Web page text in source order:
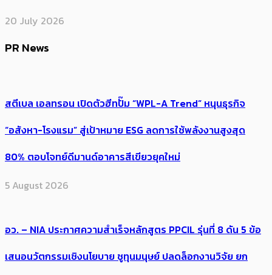
20 July 2026
PR News
สตีเบล เอลทรอน เปิดตัวฮีทปั๊ม “WPL-A Trend” หนุนธุรกิจ
“อสังหา-โรงแรม” สู่เป้าหมาย ESG ลดการใช้พลังงานสูงสุด
80% ตอบโจทย์ดีมานด์อาคารสีเขียวยุคใหม่
5 August 2026
อว. – NIA ประกาศความสำเร็จหลักสูตร PPCIL รุ่นที่ 8 ดัน 5 ข้อ
เสนอนวัตกรรมเชิงนโยบาย ชูทุนมนุษย์ ปลดล็อกงานวิจัย ยก